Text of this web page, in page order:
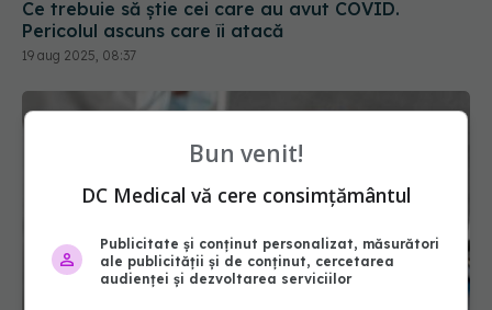
Ce trebuie să știe cei care au avut COVID.
Pericolul ascuns care îi atacă
19 aug 2025, 08:37
Bun venit!
DC Medical vă cere consimțământul
Publicitate și conținut personalizat, măsurători
ale publicității și de conținut, cercetarea
audienței și dezvoltarea serviciilor